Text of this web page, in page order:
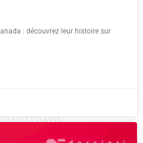
: découvrez leur histoire sur